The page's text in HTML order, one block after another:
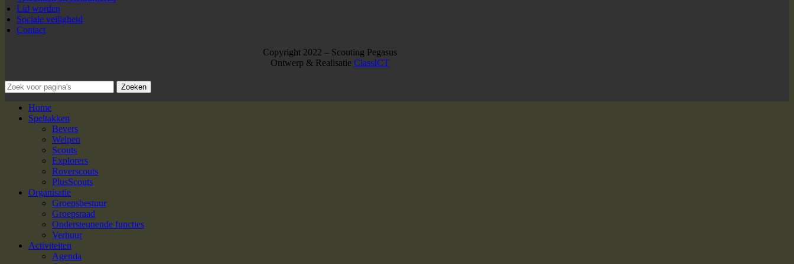
Lid worden
Sociale veiligheid
Contact
Copyright 2022 – Scouting Pegasus
Ontwerp & Realisatie ClassICT
Zoeken
Home
Speltakken
Bevers
Welpen
Scouts
Explorers
Roverscouts
PlusScouts
Organisatie
Groepsbestuur
Groepsraad
Ondersteunende functies
Verhuur
Activiteiten
Agenda